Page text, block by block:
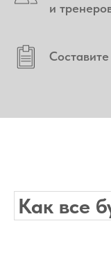
и
Как все